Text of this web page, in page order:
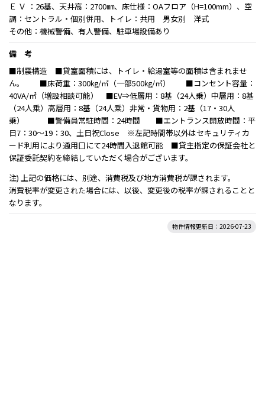
Ｅ Ｖ ：26基、天井高：2700㎜、床仕様：OAフロア（H=100mm）、空
調：セントラル・個別併用、トイレ：共用 男女別 洋式
その他：機械警備、有人警備、駐車場設備あり
備 考
■制震構造 ■貸室面積には、トイレ・給湯室等の面積は含まれませ
ん。 ■床荷重：300㎏/㎡（一部500㎏/㎡） ■コンセント容量：
40VA/㎡（増設相談可能） ■EV⇒低層用：8基（24人乗）中層用：8基
（24人乗）高層用：8基（24人乗）非常・貨物用：2基（17・30人
乗） ■警備員常駐時間：24時間 ■エントランス開放時間：平
日7：30～19：30、土日祝Close ※左記時間帯以外はセキュリティカ
ード利用により通用口にて24時間入退館可能 ■貸主指定の保証会社と
保証委託契約を締結していただく場合がございます。
注) 上記の価格には、別途、消費税及び地方消費税が課されます。
消費税率が変更された場合には、以後、変更後の税率が課されることと
なります。
物件情報更新日：2026-07-23